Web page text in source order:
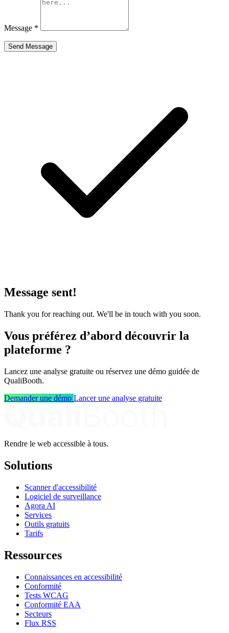
Message *
Send Message
Message sent!
Thank you for reaching out. We'll be in touch with you soon.
Vous préférez d’abord découvrir la
plateforme ?
Lancez une analyse gratuite ou réservez une démo guidée de
QualiBooth.
Demander une démo Lancer une analyse gratuite
Rendre le web accessible à tous.
Solutions
Scanner d'accessibilité
Logiciel de surveillance
Agora AI
Services
Outils gratuits
Tarifs
Ressources
Connaissances en accessibilité
Conformité
Tests WCAG
Conformité EAA
Secteurs
Flux RSS